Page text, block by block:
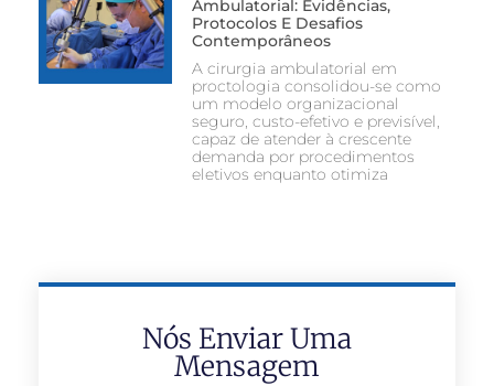
Ambulatorial: Evidências,
Protocolos E Desafios
Contemporâneos
A cirurgia ambulatorial em
proctologia consolidou-se como
um modelo organizacional
seguro, custo-efetivo e previsível,
capaz de atender à crescente
demanda por procedimentos
eletivos enquanto otimiza
Nós Enviar Uma
Mensagem